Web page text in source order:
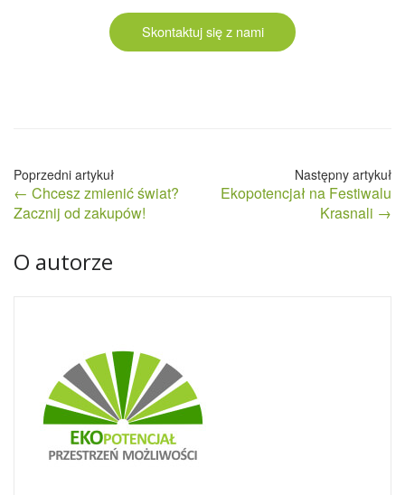
Skontaktuj się z nami
Nawigacja
wpisu
← Chcesz zmienić świat?
Zacznij od zakupów!
Ekopotencjał na Festiwalu
Krasnali →
O autorze